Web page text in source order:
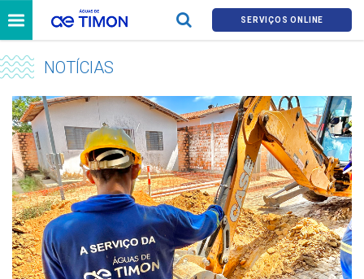
SERVIÇOS ONLINE
NOTÍCIAS